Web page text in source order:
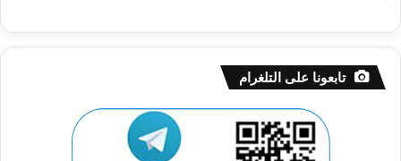
تابعونا على التلغرام